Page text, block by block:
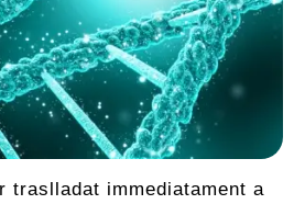
traslladat immediatament a